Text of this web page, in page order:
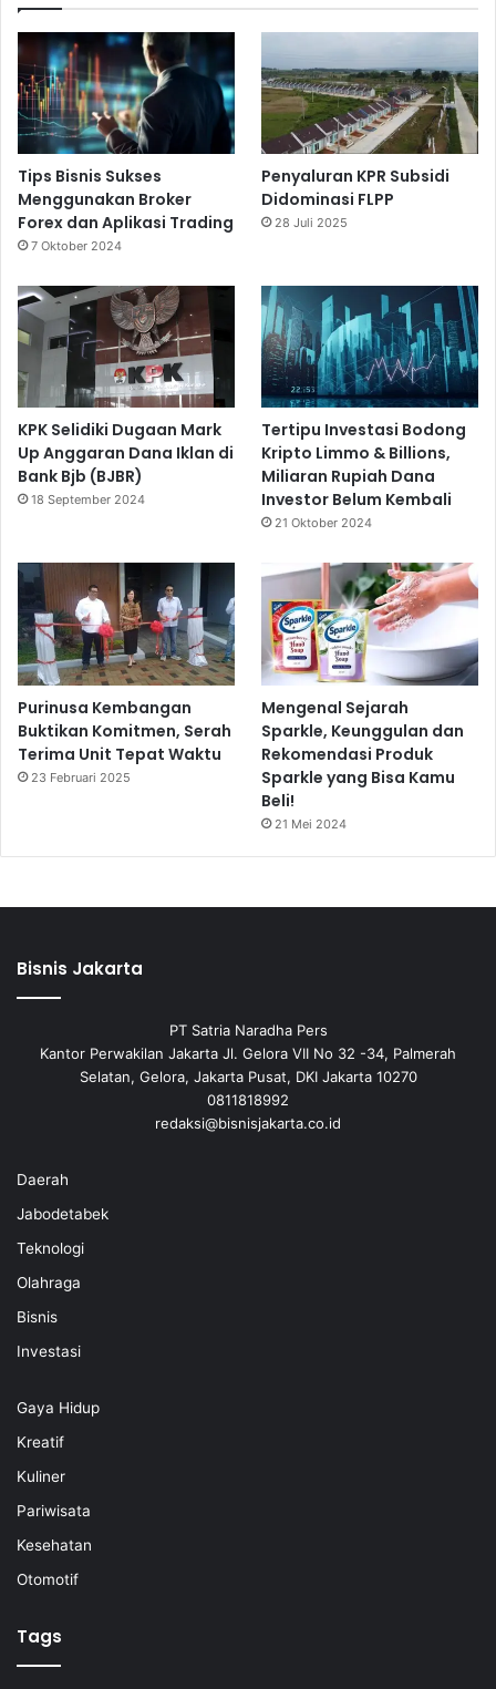
Tips Bisnis Sukses
Menggunakan Broker
Forex dan Aplikasi Trading
7 Oktober 2024
Penyaluran KPR Subsidi
Didominasi FLPP
28 Juli 2025
KPK Selidiki Dugaan Mark
Up Anggaran Dana Iklan di
Bank Bjb (BJBR)
18 September 2024
Tertipu Investasi Bodong
Kripto Limmo & Billions,
Miliaran Rupiah Dana
Investor Belum Kembali
21 Oktober 2024
Purinusa Kembangan
Buktikan Komitmen, Serah
Terima Unit Tepat Waktu
23 Februari 2025
Mengenal Sejarah
Sparkle, Keunggulan dan
Rekomendasi Produk
Sparkle yang Bisa Kamu
Beli!
21 Mei 2024
Bisnis Jakarta
PT Satria Naradha Pers
Kantor Perwakilan Jakarta Jl. Gelora VII No 32 -34, Palmerah
Selatan, Gelora, Jakarta Pusat, DKI Jakarta 10270
0811818992
redaksi@bisnisjakarta.co.id
Daerah
Jabodetabek
Teknologi
Olahraga
Bisnis
Investasi
Gaya Hidup
Kreatif
Kuliner
Pariwisata
Kesehatan
Otomotif
Tags